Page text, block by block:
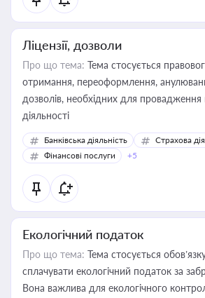
Ліцензії, дозволи
Про що тема: Тема стосується
отримання, переоформлення,
дозволів, необхідних для провадження
діяльності
Банківська діяльність
Страхова
Фінансові послуги
+5
Екологічний податок
Про що тема: Тема стосується
сплачувати екологічний податок за
Вона важлива для екологічного